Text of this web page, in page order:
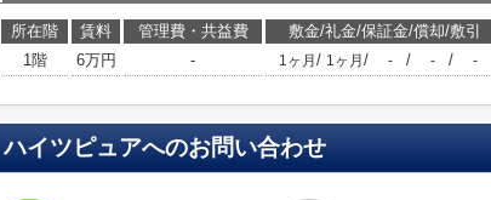
所在階 賃料 管理費・共益費 敷金/礼金/保証金/償却/敷引
1階
6万円 - 1ヶ月 / 1ヶ月 / - / - / -
ハイツピュアへのお問い合わせ